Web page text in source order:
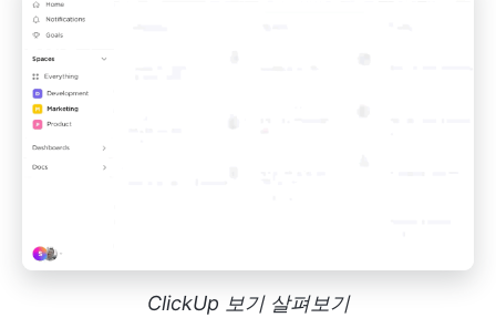
ClickUp 보기 살펴보기